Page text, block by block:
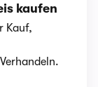
kaufen
Kauf,